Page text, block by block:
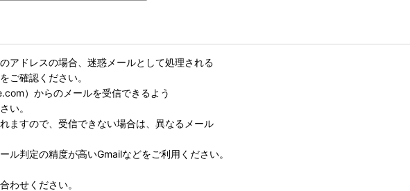
アドレスの場合、迷惑メールとして処理される
ご確認ください。
）からのメールを受信できるよう
い。
ますので、受信できない場合は、異なるメール
ル判定の精度が高いGmailなどをご利用ください。
わせください。